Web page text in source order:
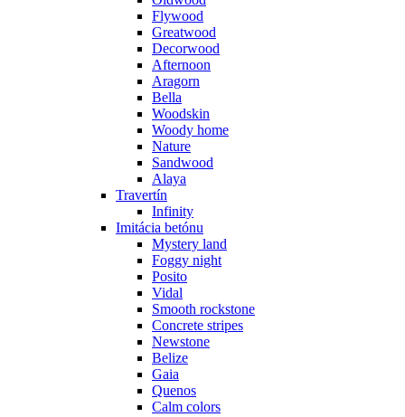
Flywood
Greatwood
Decorwood
Afternoon
Aragorn
Bella
Woodskin
Woody home
Nature
Sandwood
Alaya
Travertín
Infinity
Imitácia betónu
Mystery land
Foggy night
Posito
Vidal
Smooth rockstone
Concrete stripes
Newstone
Belize
Gaia
Quenos
Calm colors